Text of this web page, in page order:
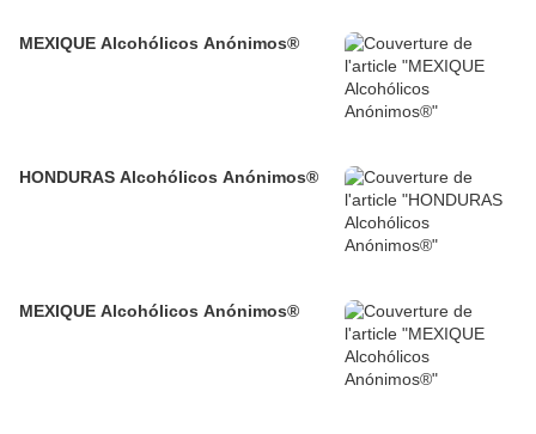
MEXIQUE Alcohólicos Anónimos®
HONDURAS Alcohólicos Anónimos®
MEXIQUE Alcohólicos Anónimos®